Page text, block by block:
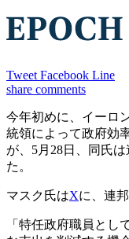
Tweet Facebook Line
share comments
今年初めに、イーロ
統領によって政府効
が、5月28日、同氏
た。
マスク氏はXに、連
「特任政府職員とし